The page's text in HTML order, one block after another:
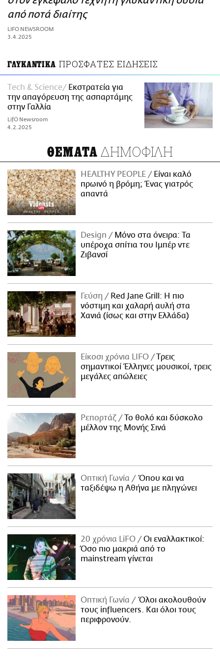
ΑΜΠΑ
PRINT
από ποτά διαίτης
LIFO NEWSROOM
3.4.2025
ΓΛΥΚΑΝΤΙΚΑ ΠΡΟΣΦΑΤΕΣ ΕΙΔΗΣΕΙΣ
Τech & Science
Εκστρατεία για
την απαγόρευση της ασπαρτάμης
στην Γαλλία
LifO Newsroom
4.2.2025
ΘΕΜΑΤΑ ΔΗΜΟΦΙΛΗ
HEALTHY PEOPLE
Είναι καλό
πρωινό η βρόμη; Ένας γιατρός
απαντά
Design
Μόνο στα όνειρα: Τα
υπέροχα σπίτια του Ιμπέρ ντε
Ζιβανσί
Γεύση
Red Jane Grill: Η πιο
νόστιμη και χαλαρή αυλή στα
Χανιά (ίσως και στην Ελλάδα)
Είκοσι χρόνια LIFO
Tρεις
σημαντικοί Έλληνες μουσικοί, τρεις
μεγάλες απώλειες
Ρεπορτάζ
Το θολό και δύσκολο
μέλλον της Μονής Σινά
Οπτική Γωνία
Όπου και να
ταξιδέψω η Αθήνα με πληγώνει
20 χρόνια LiFO
Οι εναλλακτικοί:
Όσο πιο μακριά από το
mainstream γίνεται
Οπτική Γωνία
Όλοι ακολουθούν
τους influencers. Και όλοι τους
περιφρονούν.